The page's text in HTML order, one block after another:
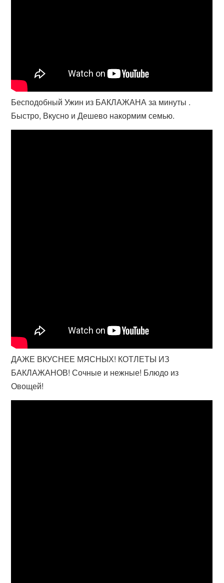
Бесподобный Ужин из БАКЛАЖАНА за минуты .
Быстро, Вкусно и Дешево накормим семью.
ДАЖЕ ВКУСНЕЕ МЯСНЫХ! КОТЛЕТЫ ИЗ
БАКЛАЖАНОВ! Сочные и нежные! Блюдо из
Овощей!